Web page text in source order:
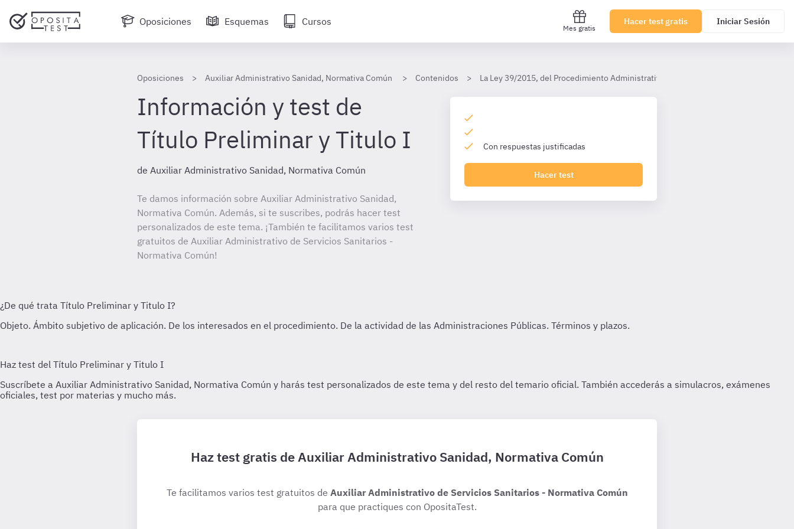
Oposiciones Esquemas Cursos
Mes gratis
Hacer test gratis Iniciar Sesión
Oposiciones Auxiliar Administrativo Sanidad, Normativa Común Contenidos La Ley 39/2015, del Procedimiento Administrativo Común de las Administraciones
Información y test de
Título Preliminar y Titulo I
de Auxiliar Administrativo Sanidad, Normativa Común
Te damos información sobre Auxiliar Administrativo Sanidad,
Normativa Común. Además, si te suscribes, podrás hacer test
personalizados de este tema. ¡También te facilitamos varios test
gratuitos de Auxiliar Administrativo de Servicios Sanitarios -
Normativa Común!
Con respuestas justificadas
Hacer test
Haz test gratis de Auxiliar Administrativo Sanidad, Normativa Común
Te facilitamos varios test gratuitos de Auxiliar Administrativo de Servicios Sanitarios - Normativa Común
para que practiques con OpositaTest.